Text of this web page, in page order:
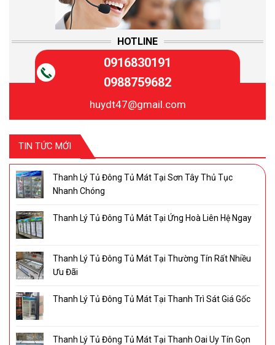
HOTLINE
0916830191
0988759682
huydt47@gmail.com
TIN TỨC MỚI
Thanh Lý Tủ Đông Tủ Mát Tại Sơn Tây Thủ Tục
Nhanh Chóng
Thanh Lý Tủ Đông Tủ Mát Tại Ứng Hoà Liên Hệ Ngay
Thanh Lý Tủ Đông Tủ Mát Tại Thường Tín Rất Nhiều
Ưu Đãi
Thanh Lý Tủ Đông Tủ Mát Tại Thanh Trì Sát Giá Gốc
Thanh Lý Tủ Đông Tủ Mát Tại Thanh Oai Uy Tín Gọn